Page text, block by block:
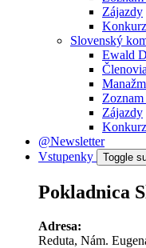
Zájazdy
Slovenský
Ewald
Členovia
Zájazdy
@Newsletter
Vstupenky
Toggle
Pokladnica
Adresa:
Reduta, Nám.